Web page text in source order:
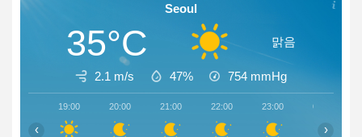
Seoul
35°C 맑음
2.1 m/s 47% 754 mmHg
19:00 20:00 21:00 22:00 23:00 00:00
‹ ›